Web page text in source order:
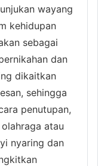
wayang
kehidupan
sebagai
dan
dikaitkan
sehingga
penutupan,
atau
nyaring dan